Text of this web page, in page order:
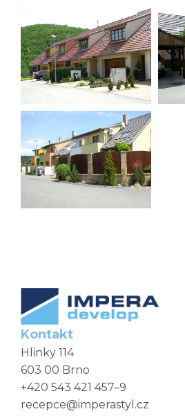
Kontakt
Hlinky 114
603 00 Brno
+420 543 421 457–9
recepce@imperastyl.cz